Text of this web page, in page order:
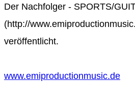
Der Nachfolger - SPORTS/
(http://
veröffentlicht.
www.emiproductionmusic.de